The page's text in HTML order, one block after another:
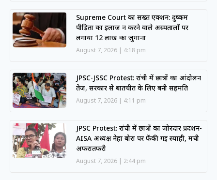
Supreme Court का सख्त एक्शन: दुष्कर्म
पीड़िता का इलाज न करने वाले अस्पतालों पर
लगाया 12 लाख का जुर्माना
August 7, 2026 4:18 pm
JPSC-JSSC Protest: रांची में छात्रों का आंदोलन
तेज, सरकार से बातचीत के लिए बनी सहमति
August 7, 2026 4:11 pm
JPSC Protest: रांची में छात्रों का जोरदार प्रदर्शन-
AISA अध्यक्ष नेहा बोरा पर फेंकी गई स्याही, मची
अफरातफरी
August 7, 2026 2:44 pm